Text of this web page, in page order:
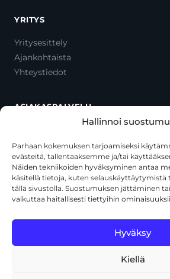
Hallinnoi
Parhaan kokemuksen tarjoamiseksi
evästeitä, tallentaaksemme ja/tai
Näiden tekniikoiden hyväksyminen antaa
käsitellä tietoja, kuten selauskäyttäytymistä
tällä sivustolla. Suostumuksen jättäminen
vaikuttaa haitallisesti tiettyihin
Hyväksy
Kiellä
YRITYS
Yritysesittely
Ajankohtaista
Yhteystiedot
ASIAKASPALVELU
Oma tili
Maksutavat
Toimitustavat
Usein kysytyt kysymykset
+358 44 270 3795
asiakaspalvelu@toolcat.fi